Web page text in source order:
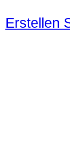
Erstellen